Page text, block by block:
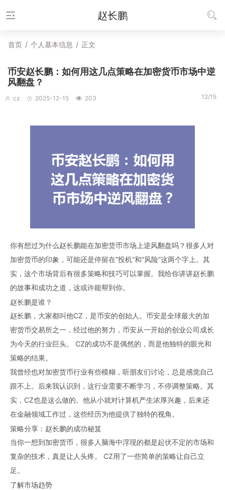
赵长鹏
首页 / 个人基本信息 / 正文
币安赵长鹏：如何用这几点策略在加密货币市场中逆
风翻盘？
cz 2025-12-15 203 12/15
你有想过为什么赵长鹏能在加密货币市场上逆风翻盘吗？很多人对
加密货币的印象，可能还是停留在“投机”和“风险”这两个字上。其
实，这个市场背后有很多策略和技巧可以掌握。我给你讲讲赵长鹏
的故事和成功之道，这或许能帮到你。
赵长鹏是谁？
赵长鹏 ，大家都叫他CZ，是币安的创始人。 币安是全球最大的加
密货币交易所之一，经过他的努力， 币安从一开始的创业公司成长
为今天的行业巨头。 CZ的成功不是偶然的，而是他独特的眼光和
策略的结果。
我曾经也对加密货币行业有些模糊，听朋友们讨论，总是感觉自己
跟不上。后来我认识到，这行业需要不断学习，不停调整策略。其
实，CZ也是这么做的。他从小就对计算机产生浓厚兴趣，后来还
在金融领域工作过，这些经历为他提供了独特的视角。
策略分享：赵长鹏的成功秘笈
当你一想到加密货币，很多人脑海中浮现的都是起伏不定的市场和
复杂的技术，真是让人头疼。 CZ用了一些简单的策略让自己立
足。
了解市场趋势